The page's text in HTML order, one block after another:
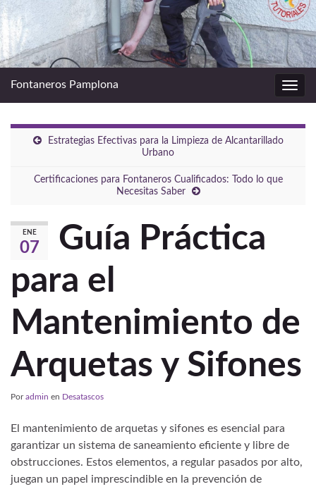
la
Fontaneros Pamplona
Estrategias Efectivas para la Limpieza de Alcantarillado
Urbano
Certificaciones para Fontaneros Cualificados: Todo lo que
Necesitas Saber
ENE
07
Guía Práctica
para el
Mantenimiento de
Arquetas y Sifones
Poradmin en Desatascos
El mantenimiento de arquetas y sifones es esencial para
garantizar un sistema de saneamiento eficiente y libre de
obstrucciones. Estos elementos, a regular pasados por alto,
juegan un papel imprescindible en la prevención de